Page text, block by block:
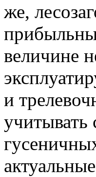
же,
величине
и
учитывать